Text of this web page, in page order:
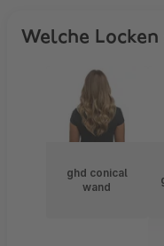
Welche Locken
ghd conical
wand